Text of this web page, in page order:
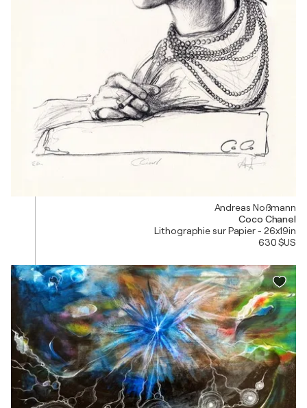
Andreas Noßmann
Coco Chanel
Lithographie sur Papier - 26x19in
630 $US